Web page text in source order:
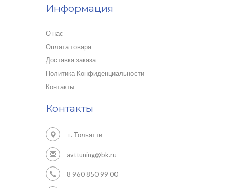
Информация
О нас
Оплата товара
Доставка заказа
Политика Конфиденциальности
Контакты
Контакты
г. Тольятти
avttuning@bk.ru
8 960 850 99 00